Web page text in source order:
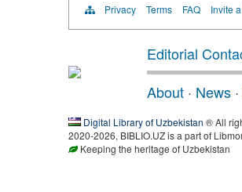
Privacy Terms FAQ Invite
Editorial
About · News ·
Digital Library of Uzbekistan ® All
2020-2026, BIBLIO.UZ is a part of
Keeping the heritage of Uzbekistan